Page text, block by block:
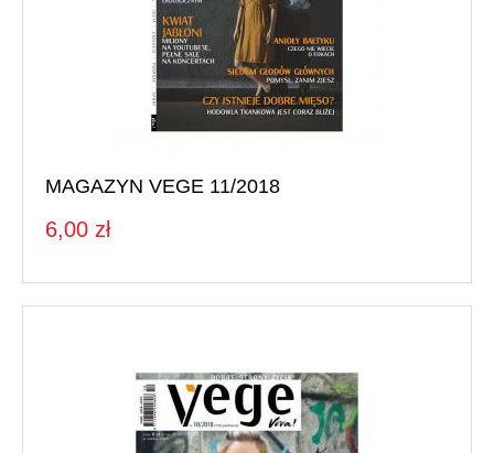
MAGAZYN VEGE 11/2018
6,00 zł